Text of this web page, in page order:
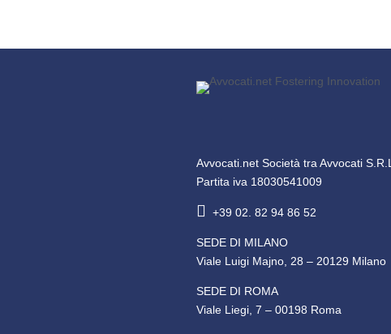
Avvocati.net Società tra Avvocati S.R.L
Partita iva 18030541009
 +39 02. 82 94 86 52
SEDE DI MILANO
Viale Luigi Majno, 28 – 20129 Milano
SEDE DI ROMA
Viale Liegi, 7 – 00198 Roma